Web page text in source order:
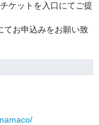
ケットを入口にてご提
てお申込みをお願い致